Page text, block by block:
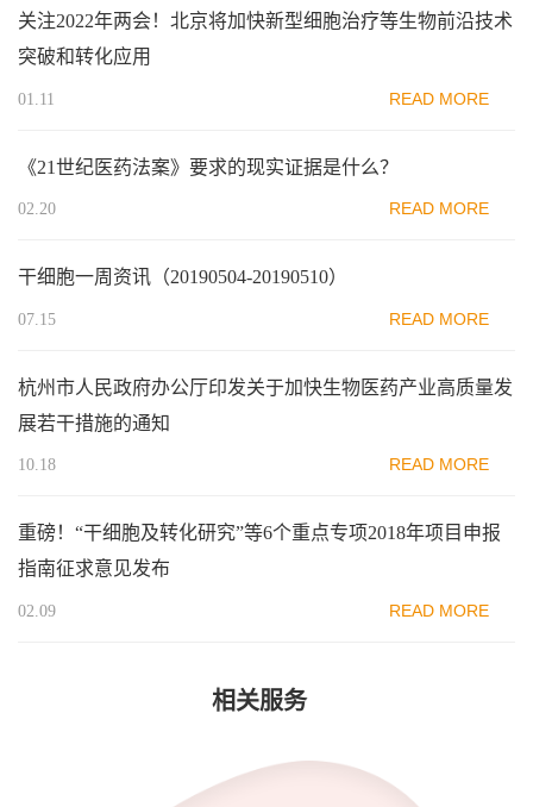
关注2022年两会！北京将加快新型细胞治疗等生物前沿技术
突破和转化应用
01.11 READ MORE
《21世纪医药法案》要求的现实证据是什么？
02.20 READ MORE
干细胞一周资讯（20190504-20190510）
07.15 READ MORE
杭州市人民政府办公厅印发关于加快生物医药产业高质量发
展若干措施的通知
10.18 READ MORE
重磅！“干细胞及转化研究”等6个重点专项2018年项目申报
指南征求意见发布
02.09 READ MORE
相关服务